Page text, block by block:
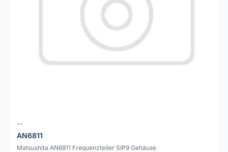
--
AN6811
Matsushita AN6811 Frequenzteiler SIP9 Gehäuse